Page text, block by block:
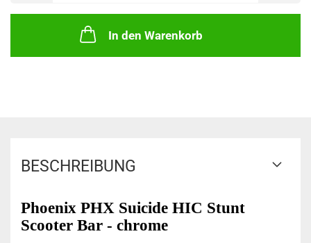
In den Warenkorb
BESCHREIBUNG
Phoenix PHX Suicide HIC Stunt
Scooter Bar - chrome